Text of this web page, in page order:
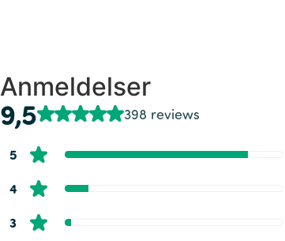
Anmeldelser
9,5 398 reviews
5
4
3